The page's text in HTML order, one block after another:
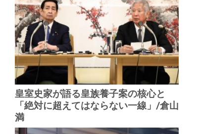
皇室史家が語る皇族養子案の核心と
「絶対に超えてはならない一線」/倉山
満